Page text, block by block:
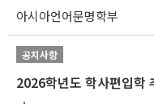
아시아언어문명학부
공지사항
2026학년도 학사편입